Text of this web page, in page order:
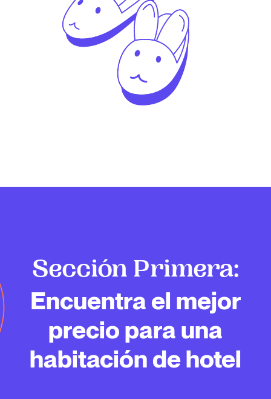
Sección Primera:
Encuentra el mejor
precio para una
habitación de hotel